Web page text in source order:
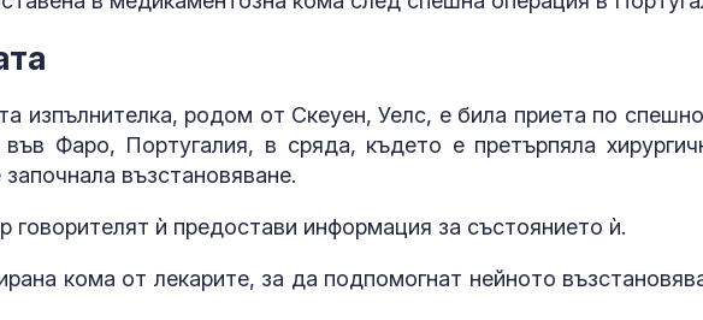
изпълнителка, родом от Скеуен, Уелс, е била приета по
Фаро, Португалия, в сряда, където е претърпяла
възстановяване.
говорителят ѝ предостави информация за състоянието ѝ.
кома от лекарите, за да подпомогнат нейното
Днес се
Димитър